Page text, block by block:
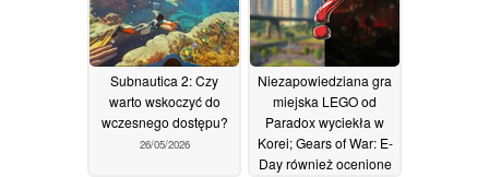
Subnautica 2: Czy
warto wskoczyć do
wczesnego dostępu?
26/05/2026
Niezapowiedziana gra
miejska LEGO od
Paradox wyciekła w
Korei; Gears of War: E-
Day również ocenione